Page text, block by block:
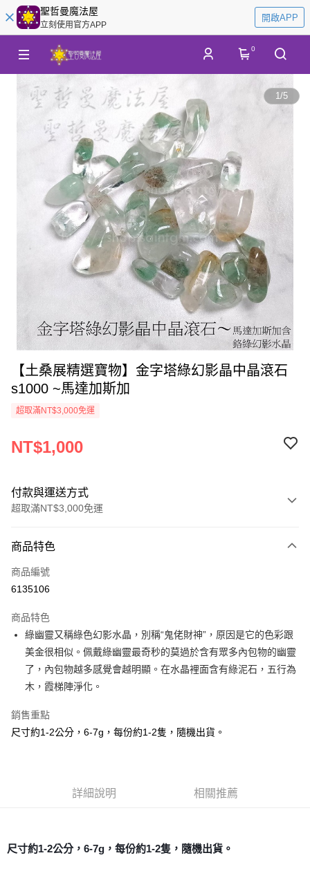
聖哲曼魔法屋
立刻使用官方APP
開啟APP
0
1/5
【土桑展精選寶物】金字塔綠幻影晶中晶滾石
s1000 ~馬達加斯加
超取滿NT$3,000免運
NT$1,000
付款與運送方式
超取滿NT$3,000免運
信用卡一次付款
超商取貨付款
Apple Pay
街口支付
悠遊付
ATM付款
賣家宅配幫您送（台灣）
商品特色
商品編號
6135106
商品特色
綠幽靈又稱綠色幻影水晶，別稱“鬼佬財神”，原因是它的色彩跟
美金很相似。佩戴綠幽靈最奇秒的莫過於含有眾多內包物的幽靈
了，內包物越多感覺會越明顯。在水晶裡面含有綠泥石，五行為
木，霞梯陣淨化。
銷售重點
尺寸約1-2公分，6-7g，每份約1-2隻，隨機出貨。
詳細說明 相關推薦
尺寸約1-2公分，6-7g，每份約1-2隻，隨機出貨。